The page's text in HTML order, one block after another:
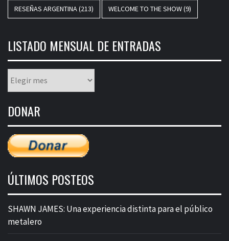
RESEÑAS ARGENTINA(213) WELCOME TO THE SHOW(9)
LISTADO MENSUAL DE ENTRADAS
mensual
entradas
DONAR
ÚLTIMOS POSTEOS
SHAWN JAMES: Una experiencia distinta para el público
metalero